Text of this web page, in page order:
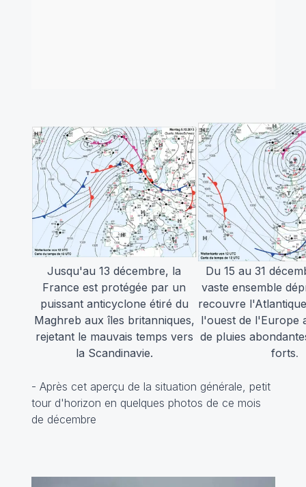
Jusqu'au 13 décembre, la
France est protégée par un
puissant anticyclone étiré du
Maghreb aux îles britanniques,
rejetant le mauvais temps vers
la Scandinavie.
Du 15 au 31
vaste ensemble
recouvre
l'ouest de l'Europe
de pluies
forts.
- Après cet aperçu de la situation générale, petit
tour d'horizon en quelques photos de ce mois
de décembre